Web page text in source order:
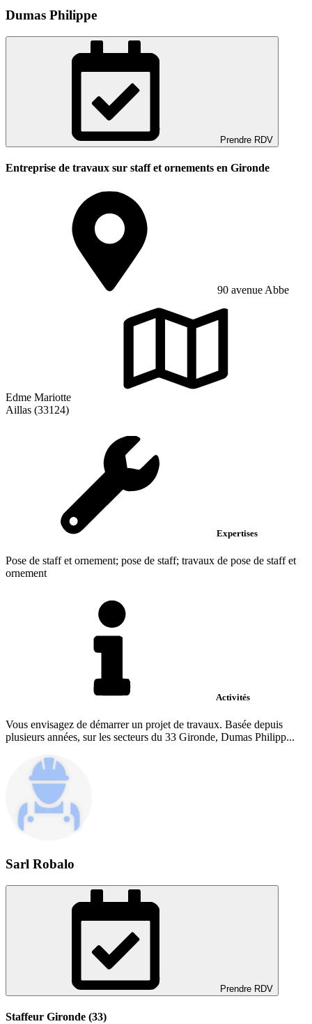
Dumas Philippe
Prendre RDV
Entreprise de travaux sur staff et ornements en Gironde
90 avenue Abbe
Edme Mariotte
Aillas (33124)
Expertises
Pose de staff et ornement; pose de staff; travaux de pose de staff et
ornement
Activités
Vous envisagez de démarrer un projet de travaux. Basée depuis
plusieurs années, sur les secteurs du 33 Gironde, Dumas Philipp...
Sarl Robalo
Prendre RDV
Staffeur Gironde (33)